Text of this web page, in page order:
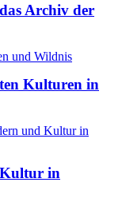
Archiv der
Kulturen in
in